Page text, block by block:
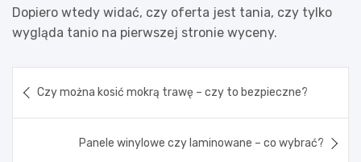
Dopiero wtedy widać, czy oferta jest tania, czy tylko
wygląda tanio na pierwszej stronie wyceny.
wpisu
Czy można kosić mokrą trawę – czy to bezpieczne?
Panele winylowe czy laminowane – co wybrać?